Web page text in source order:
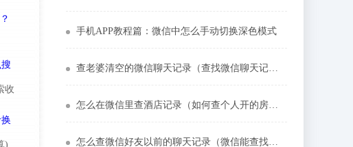
收
)
手机APP教程篇：微信中怎么手动切换深色模式
查老婆清空的微信聊天记录（查找微信聊天记录）
怎么在微信里查酒店记录（如何查个人开的房记录）
怎么查微信好友以前的聊天记录（微信能查找聊天记录吗）